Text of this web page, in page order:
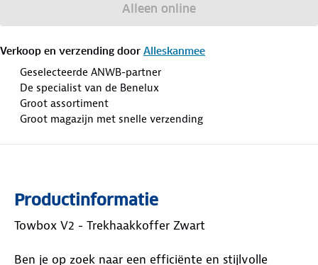
Alleen online
Verkoop en verzending door Alleskanmee
Geselecteerde ANWB-partner
De specialist van de Benelux
Groot assortiment
Groot magazijn met snelle verzending
Productinformatie
Towbox V2 - Trekhaakkoffer Zwart
Ben je op zoek naar een efficiënte en stijlvolle